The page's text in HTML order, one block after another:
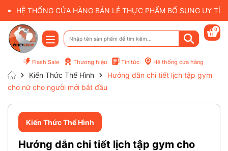
HỆ THỐNG CỬA HÀNG BÁN LẺ THỰC PHẨM BỔ SUNG UY
Flash Sale Thương hiệu Tin tức Hệ thống cửa hàng
0
Kiến Thức Thể Hình
Hướng dẫn chi tiết lịch tập gym
cho nữ cho người mới bắt đầu
Kiến Thức Thể Hình
Hướng dẫn chi tiết lịch tập gym cho